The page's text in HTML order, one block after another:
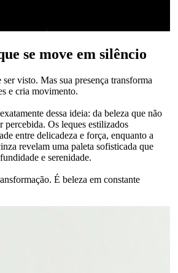
se move em silêncio
visto. Mas sua presença transforma
e cria movimento.
dessa ideia: da beleza que não
percebida. Os leques estilizados
entre delicadeza e força, enquanto a
revelam uma paleta sofisticada que
e serenidade.
É beleza em constante